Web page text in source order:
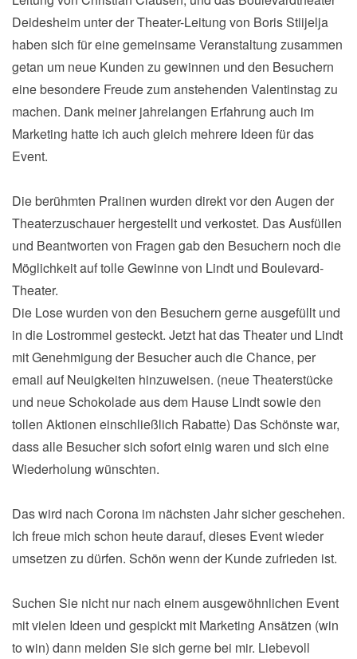
Deidesheim unter der Theater-Leitung von Boris Stiijelja
haben sich für eine gemeinsame Veranstaltung zusammen
getan um neue Kunden zu gewinnen und den Besuchern
eine besondere Freude zum anstehenden Valentinstag zu
machen. Dank meiner jahrelangen Erfahrung auch im
Marketing hatte ich auch gleich mehrere Ideen für das
Event.
Die berühmten Pralinen wurden direkt vor den Augen der
Theaterzuschauer hergestellt und verkostet. Das Ausfüllen
und Beantworten von Fragen gab den Besuchern noch die
Möglichkeit auf tolle Gewinne von Lindt und Boulevard-
Theater.
Die Lose wurden von den Besuchern gerne ausgefüllt und
in die Lostrommel gesteckt. Jetzt hat das Theater und Lindt
mit Genehmigung der Besucher auch die Chance, per
email auf Neuigkeiten hinzuweisen. (neue Theaterstücke
und neue Schokolade aus dem Hause Lindt sowie den
tollen Aktionen einschließlich Rabatte) Das Schönste war,
dass alle Besucher sich sofort einig waren und sich eine
Wiederholung wünschten.
Das wird nach Corona im nächsten Jahr sicher geschehen.
Ich freue mich schon heute darauf, dieses Event wieder
umsetzen zu dürfen. Schön wenn der Kunde zufrieden ist.
Suchen Sie nicht nur nach einem ausgewöhnlichen Event
mit vielen Ideen und gespickt mit Marketing Ansätzen (win
to win) dann melden Sie sich gerne bei mir. Liebevoll